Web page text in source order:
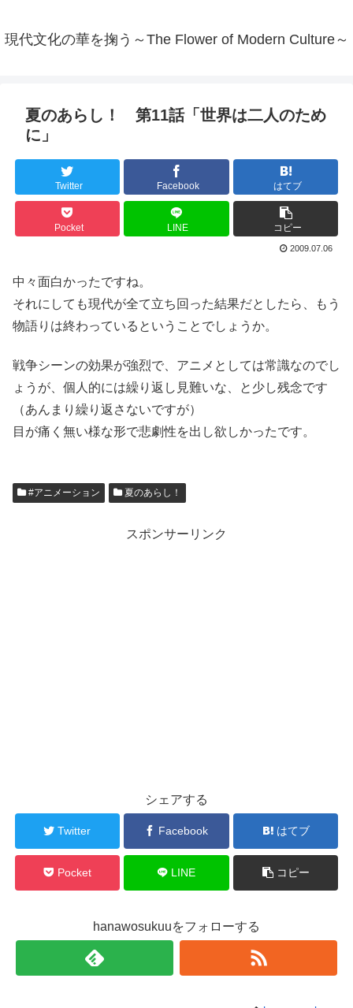
現代文化の華を掬う～The Flower of Modern Culture～
夏のあらし！ 第11話「世界は二人のため
に」
Twitter Facebook はてブ
Pocket LINE コピー
2009.07.06
中々面白かったですね。
それにしても現代が全て立ち回った結果だとしたら、もう
物語りは終わっているということでしょうか。
戦争シーンの効果が強烈で、アニメとしては常識なのでし
ょうが、個人的には繰り返し見難いな、と少し残念です
（あんまり繰り返さないですが）
目が痛く無い様な形で悲劇性を出し欲しかったです。
#アニメーション 夏のあらし！
スポンサーリンク
シェアする
Twitter Facebook はてブ
Pocket LINE コピー
hanawosukuuをフォローする